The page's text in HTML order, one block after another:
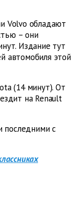
Volvo обладают
– они
Издание тут
автомобиля этой
(14 минут). От
на Renault
последними с